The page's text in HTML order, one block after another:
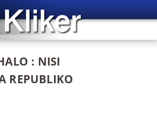
: NISI
REPUBLIKO